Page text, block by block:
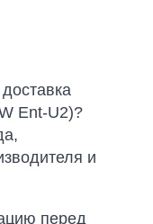
Ent-U2)?
и
перед